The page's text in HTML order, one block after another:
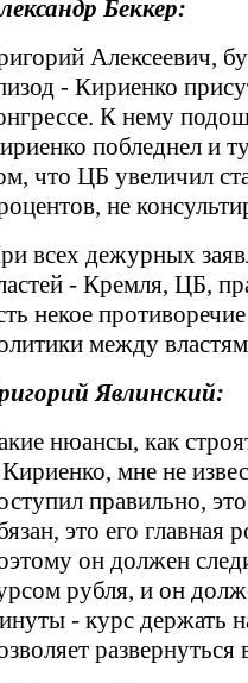
Беккер:
Алексеевич,
- Кириенко
К нему
побледнел и
что ЦБ увеличил
не
всех дежурных
- Кремля, ЦБ,
некое
между
Явлинский:
нюансы, как
мне не
правильно,
это его
он должен
рубля, и он
- курс держать